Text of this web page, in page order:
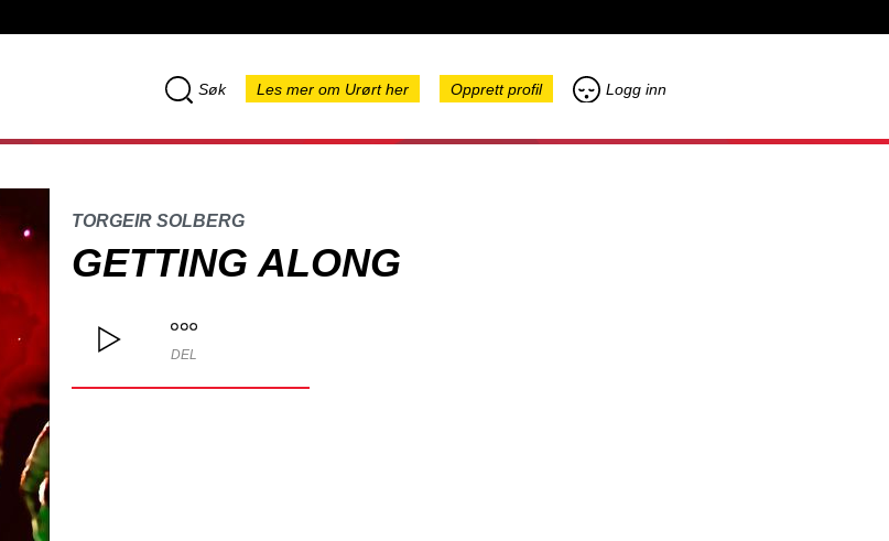
Søk Les mer om Urørt her Opprett profil Logg inn
TORGEIR SOLBERG
GETTING ALONG
DEL